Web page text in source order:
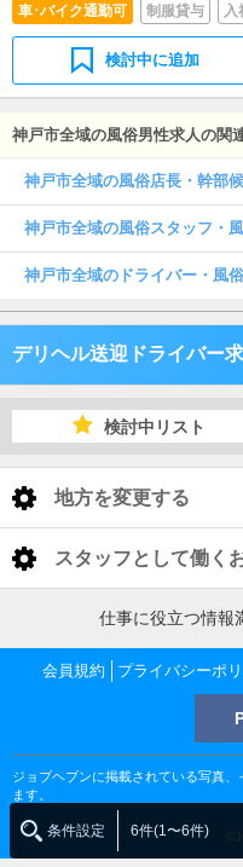
車･バイク通勤可
制服貸与
検討中に追加
条件設定 6件(1〜6件)
神戸市全域の風俗男性求人の関
神戸市全域の風俗店長・幹部
神戸市全域の風俗スタッフ・
神戸市全域のドライバー・風
デリヘル送迎ドライバー
大阪府
大阪市 デリヘル送迎
梅田 デリヘル送迎ド
十三 デリヘル送迎ド
西中島・新大阪 デリ
堺市
堺市 デリヘル送迎ド
堺東 デリヘル送迎ド
大阪府下 デリヘル送
豊中・北摂 デリヘル
神戸
神戸 デリヘル送迎ド
三宮 デリヘル送迎ド
福原 デリヘル送迎ド
阪神・尼崎 デリヘル
阪神・尼崎 デリヘル
姫路・加古川・明石
姫路・加古川・明石
京都府 デリヘル送迎
京都市 デリヘル送迎
河原町 デリヘル送迎
滋賀県 デリヘル送迎
大津市
大津市 デリヘル送迎
和歌山県 デリヘル送
和歌山市
奈良県
奈良県 デリヘル送迎
検討中リスト
地方を変更する
< 全国トップ
北海道 男性高収入
東北 男性高収入
南関東 男性高収入
甲信越 男性高収入
北関東 男性高収入
東京 男性高収入
スタッフとして働く
大阪府
大阪 男性高収入
十三 男性高収入
難波 男性高収入
日本橋 男性高収入
京都府
祇園 男性高収入
河原町 男性高収入
伏見 男性高収入
雄琴 男性高収入
兵庫県
兵庫 男性高収入
仕事に役立つ情報
会員規約 プライバシーポ
ジョブヘブンに掲載されている写真
ます。